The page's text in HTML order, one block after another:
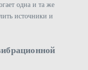
одна и та же
источники и